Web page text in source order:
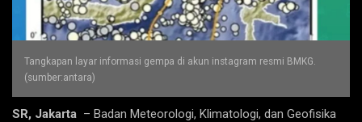
Tangkapan layar informasi gempa di akun instagram resmi BMKG.
(sumber:antara)
SR, Jakarta – Badan Meteorologi, Klimatologi, dan Geofisika